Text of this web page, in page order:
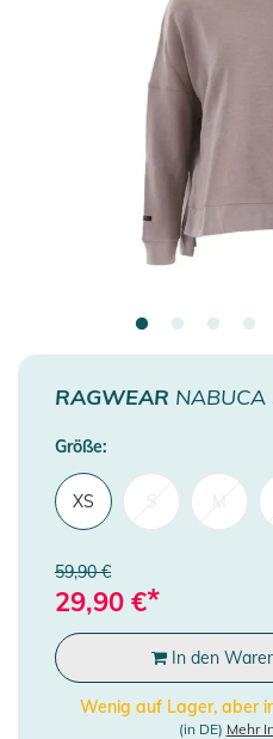
RAGWEAR
Größe:
XS
59,90 €
29,90 €*
In den
Wenig auf Lager, aber
(in DE) Mehr